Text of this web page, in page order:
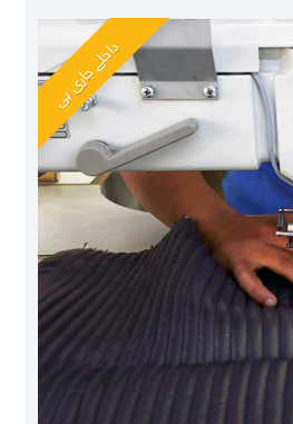
داخلے جاری ہی